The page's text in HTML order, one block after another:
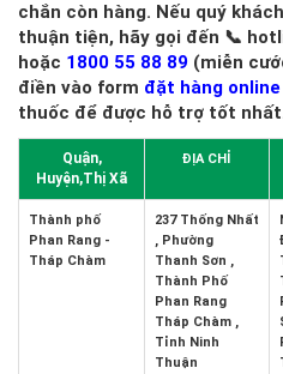
chắn còn hàng. Nếu quý
thuận tiện, hãy gọi đến 📞
hoặc 1800 55 88 89 (miễn
điền vào form đặt hàng
thuốc để được hỗ trợ tốt
Quận,
Huyện,Thị Xã
ĐỊA CHỈ
Thành phố
Phan Rang -
Tháp Chàm
237 Thống Nhất
, Phường
Thanh Sơn ,
Thành Phố
Phan Rang
Tháp Chàm ,
Tỉnh Ninh
Thuận